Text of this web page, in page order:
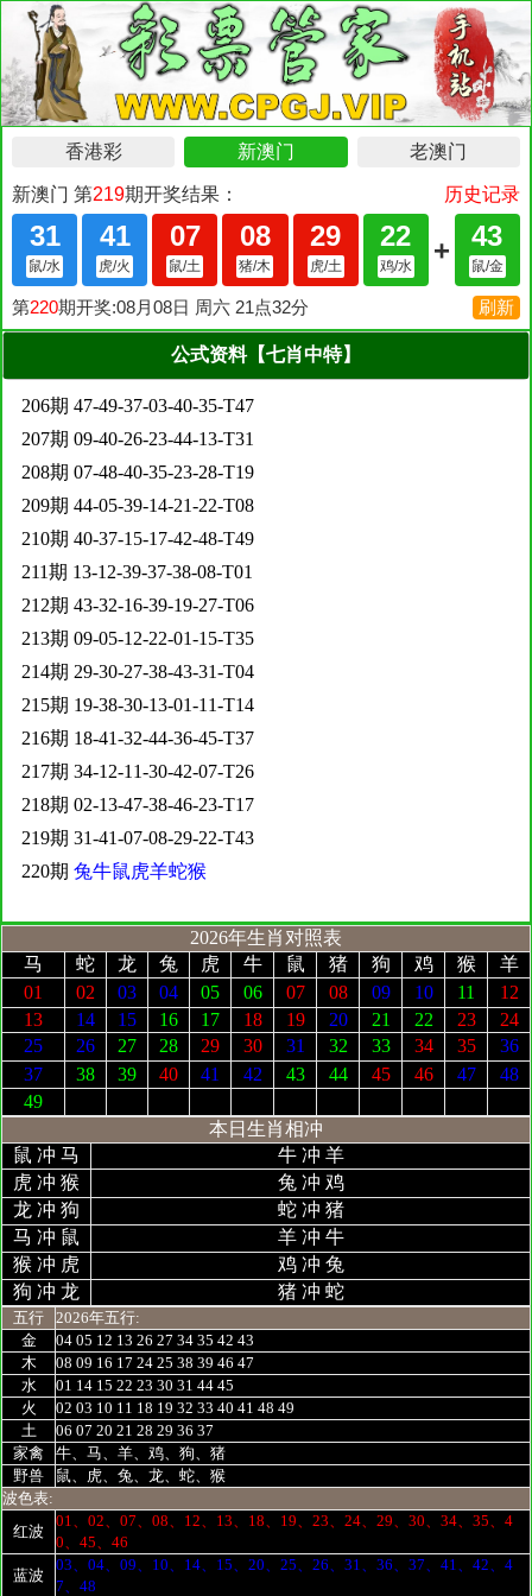
公式资料【七肖中特】
206期 47-49-37-03-40-35-T47
207期 09-40-26-23-44-13-T31
208期 07-48-40-35-23-28-T19
209期 44-05-39-14-21-22-T08
210期 40-37-15-17-42-48-T49
211期 13-12-39-37-38-08-T01
212期 43-32-16-39-19-27-T06
213期 09-05-12-22-01-15-T35
214期 29-30-27-38-43-31-T04
215期 19-38-30-13-01-11-T14
216期 18-41-32-44-36-45-T37
217期 34-12-11-30-42-07-T26
218期 02-13-47-38-46-23-T17
219期 31-41-07-08-29-22-T43
220期 兔牛鼠虎羊蛇猴
2026年生肖对照表
马
蛇 龙 兔 虎 牛 鼠 猪 狗 鸡 猴
羊
01
02 03 04 05 06 07 08 09 10 11
12
13
14 15 16 17 18 19 20 21 22 23
24
25
26 27 28 29 30 31 32 33 34 35
36
37
38 39 40 41 42 43 44 45 46 47
48
49
本日生肖相冲
鼠 冲 马
牛 冲 羊
虎 冲 猴
兔 冲 鸡
龙 冲 狗
蛇 冲 猪
马 冲 鼠
羊 冲 牛
猴 冲 虎
鸡 冲 兔
狗 冲 龙
猪 冲 蛇
五行
2026年五行:
金
04 05 12 13 26 27 34 35 42 43
木
08 09 16 17 24 25 38 39 46 47
水
01 14 15 22 23 30 31 44 45
火
02 03 10 11 18 19 32 33 40 41 48 49
土
06 07 20 21 28 29 36 37
家禽
牛、马、羊、鸡、狗、猪
野兽
鼠、虎、兔、龙、蛇、猴
波色表:
红波
01、02、07、08、12、13、18、19、23、24、29、30、34、35、4
0、45、46
蓝波
03、04、09、10、14、15、20、25、26、31、36、37、41、42、4
7、48